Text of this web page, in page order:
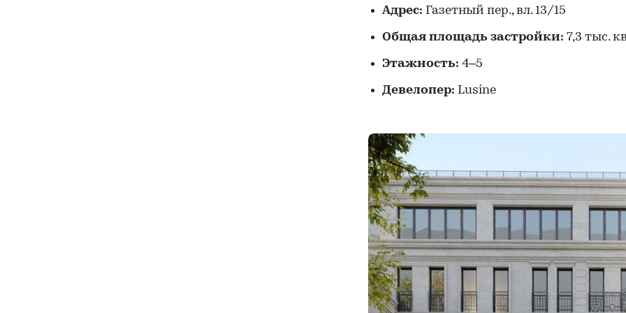
Адрес: Газетный пер., вл. 13/15
Общая площадь застройки: 7,3 тыс.
Этажность: 4–5
Девелопер: Lusine